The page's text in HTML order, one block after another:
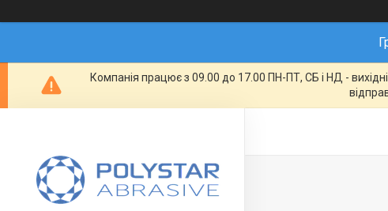
Компанія працює з 09.00 до 17.00 ПН-ПТ, СБ і НД -